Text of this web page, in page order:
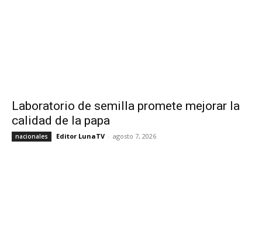
Laboratorio de semilla promete mejorar la
calidad de la papa
nacionales Editor LunaTV - agosto 7, 2026